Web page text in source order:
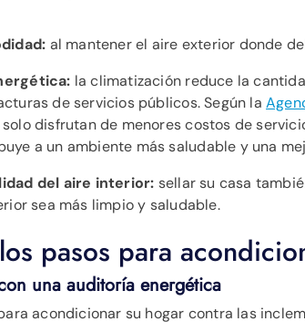
al mantener el aire exterior donde
la climatización reduce la
de servicios públicos. Según la
disfrutan de menores costos de
a un ambiente más saludable y una
del aire interior: sellar su casa
sea más limpio y saludable.
pasos para
una auditoría energética
acondicionar su hogar contra las